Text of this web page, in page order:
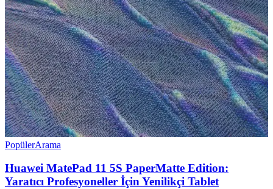
PopülerArama
Huawei MatePad 11 5S PaperMatte Edition:
Yaratıcı Profesyoneller İçin Yenilikçi Tablet